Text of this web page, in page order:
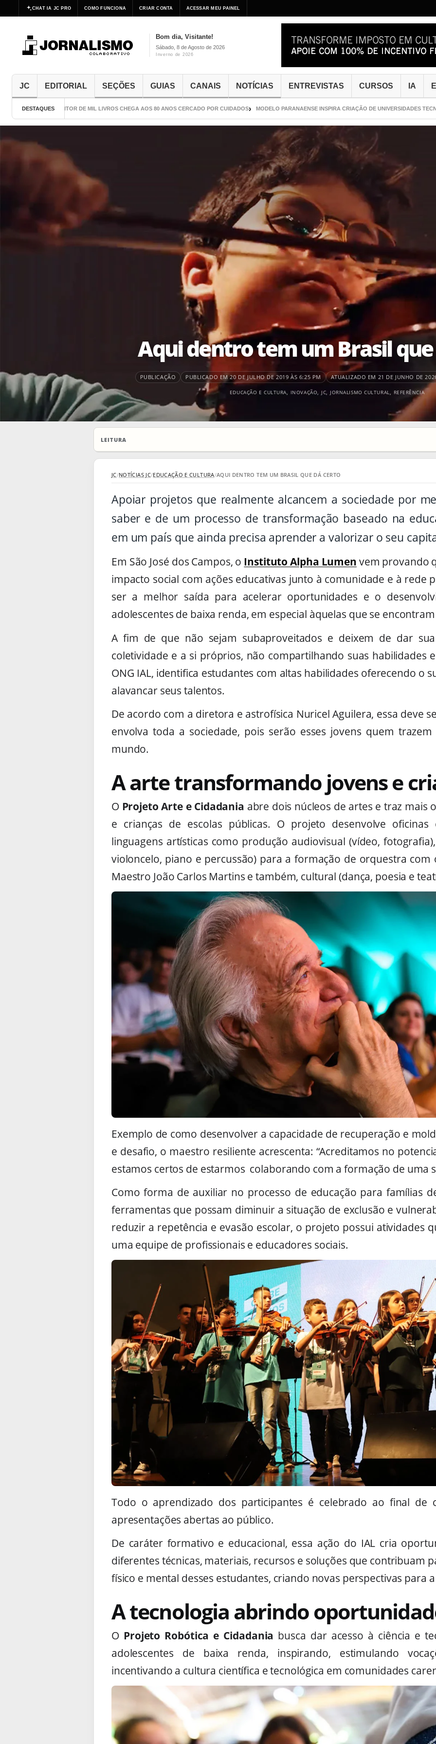
CHAT IA JC PRO COMO FUNCIONA CRIAR CONTA ACESSAR MEU PAINEL
Bom dia, Visitante!
Sábado, 8 de Agosto de 2026
Inverno de 2026
JC EDITORIAL SEÇÕES GUIAS CANAIS NOTÍCIAS ENTREVISTAS CURSOS IA
DESTAQUES
O ESCRITOR DE MIL LIVROS CHEGA AOS 80 ANOS CERCADO POR CUIDADOS MODELO PARANAENSE INSPIRA CRIAÇÃO DE UNIVERSIDADES TECNOLÓGICAS
Aqui dentro tem um Brasil
PUBLICAÇÃO PUBLICADO EM 20 DE JULHO DE 2019 ÀS 6:25 PM ATUALIZADO EM 21 DE JUNHO DE
EDUCAÇÃO E CULTURA, INOVAÇÃO, JC, JORNALISMO CULTURAL, REFERÊNCIA
LEITURA
JC/NOTÍCIAS JC/EDUCAÇÃO E CULTURA/AQUI DENTRO TEM UM BRASIL QUE DÁ CERTO
Apoiar projetos que realmente alcancem a sociedade por
saber e de um processo de transformação baseado na
em um país que ainda precisa aprender a valorizar o seu
Em São José dos Campos, o Instituto Alpha Lumen vem provando
impacto social com ações educativas junto à comunidade e à rede
ser a melhor saída para acelerar oportunidades e o
adolescentes de baixa renda, em especial àquelas que se
A fim de que não sejam subaproveitados e deixem de dar
coletividade e a si próprios, não compartilhando suas habilidades
ONG IAL, identifica estudantes com altas habilidades oferecendo o
alavancar seus talentos.
De acordo com a diretora e astrofísica Nuricel Aguilera, essa deve
envolva toda a sociedade, pois serão esses jovens quem
mundo.
A arte transformando jovens e
O Projeto Arte e Cidadania abre dois núcleos de artes e traz mais
e crianças de escolas públicas. O projeto desenvolve
linguagens artísticas como produção audiovisual (vídeo,
violoncelo, piano e percussão) para a formação de orquestra
Maestro João Carlos Martins e também, cultural (dança, poesia e
Exemplo de como desenvolver a capacidade de recuperação e
e desafio, o maestro resiliente acrescenta: “Acreditamos no
estamos certos de estarmos colaborando com a formação de uma
Como forma de auxiliar no processo de educação para famílias
ferramentas que possam diminuir a situação de exclusão e
reduzir a repetência e evasão escolar, o projeto possui atividades
uma equipe de profissionais e educadores sociais.
Todo o aprendizado dos participantes é celebrado ao final de
apresentações abertas ao público.
De caráter formativo e educacional, essa ação do IAL cria
diferentes técnicas, materiais, recursos e soluções que contribuam
físico e mental desses estudantes, criando novas perspectivas para
A tecnologia abrindo
O Projeto Robótica e Cidadania busca dar acesso à ciência e
adolescentes de baixa renda, inspirando, estimulando
incentivando a cultura científica e tecnológica em comunidades